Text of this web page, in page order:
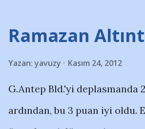
Bozüyükspor'da çıkıyor,
Kastamonuspor'da
Ankara Demirspor'a karşı
play-off'larda elenirken o
düşen takımın kadrosunda
Ramazan
Yazan: yavuzy Kasım 24, 2012
G.Antep Bld.'yi deplasmanda
ardından, bu 3 puan iyi oldu.